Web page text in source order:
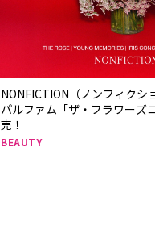
NONFICTION（ノンフィクシ
パルファム「ザ・フラワーズ
売！
BEAUTY